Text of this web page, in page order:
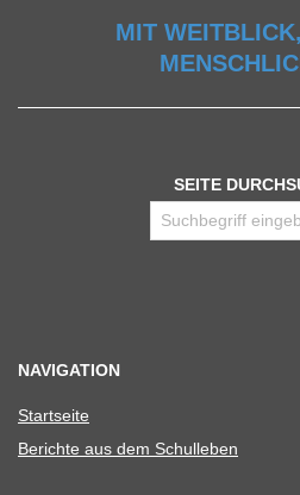
MIT
SEITE
NAVIGATION
Start­seite
Berichte aus dem Schulleben